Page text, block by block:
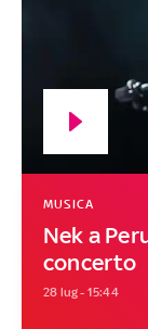
Nek a
concerto
MUSICA
28 lug - 15:44